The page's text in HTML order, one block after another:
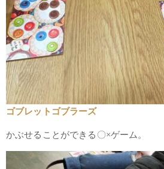
ゴブレットゴブラーズ
かぶせることができる〇×ゲーム。